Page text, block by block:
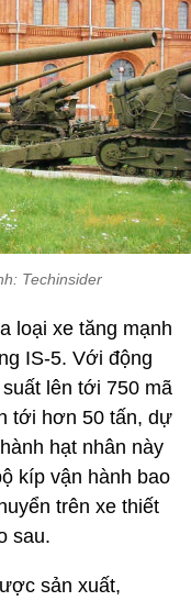
Techinsider
loại xe tăng mạnh
IS-5. Với động
lên tới 750 mã
tới hơn 50 tấn, dự
hạt nhân này
kíp vận hành bao
trên xe thiết
sau.
sản xuất,